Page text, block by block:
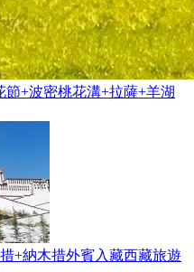
節+波密桃花溝+拉薩+羊湖
+納木措外賓入藏西藏旅遊